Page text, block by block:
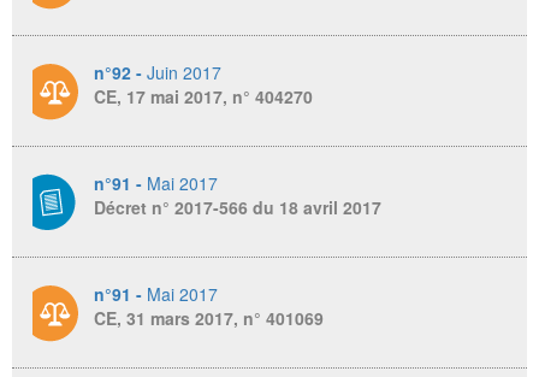
n°92 - Juin 2017
CE, 17 mai 2017, n° 404270
n°91 - Mai 2017
Décret n° 2017-566 du 18 avril 2017
n°91 - Mai 2017
CE, 31 mars 2017, n° 401069